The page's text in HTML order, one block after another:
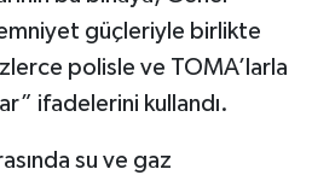
güçleriyle birlikte
polisle ve TOMA’larla
ifadelerini kullandı.
su ve gaz